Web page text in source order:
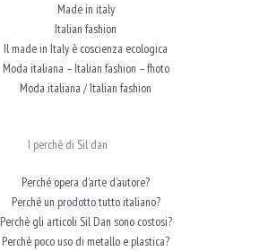
Made in italy
Italian fashion
Il made in Italy è coscienza ecologica
Moda italiana – Italian fashion – fhoto
Moda italiana / Italian fashion
I perchè di Sil dan
Perché opera d’arte d’autore?
Perché un prodotto tutto italiano?
Perchè gli articoli Sil Dan sono costosi?
Perchè poco uso di metallo e plastica?